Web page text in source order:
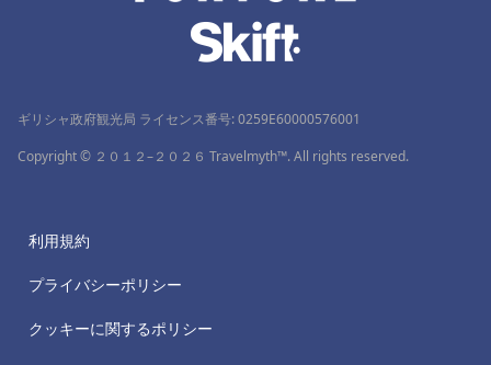
ギリシャ政府観光局 ライセンス番号: 0259Ε60000576001
Copyright © ２０１２–２０２６ Travelmyth™. All rights reserved.
利用規約
プライバシーポリシー
クッキーに関するポリシー